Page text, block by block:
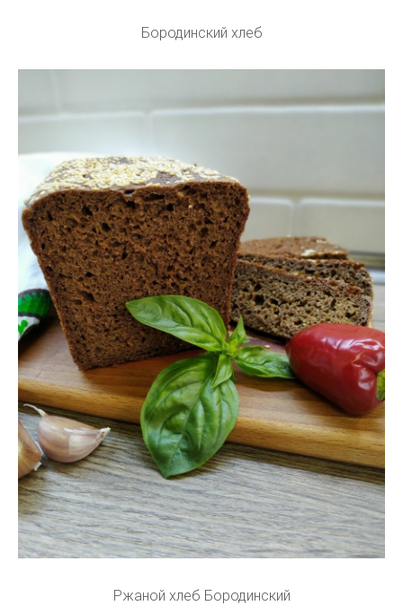
Бородинский хлеб
Ржаной хлеб Бородинский